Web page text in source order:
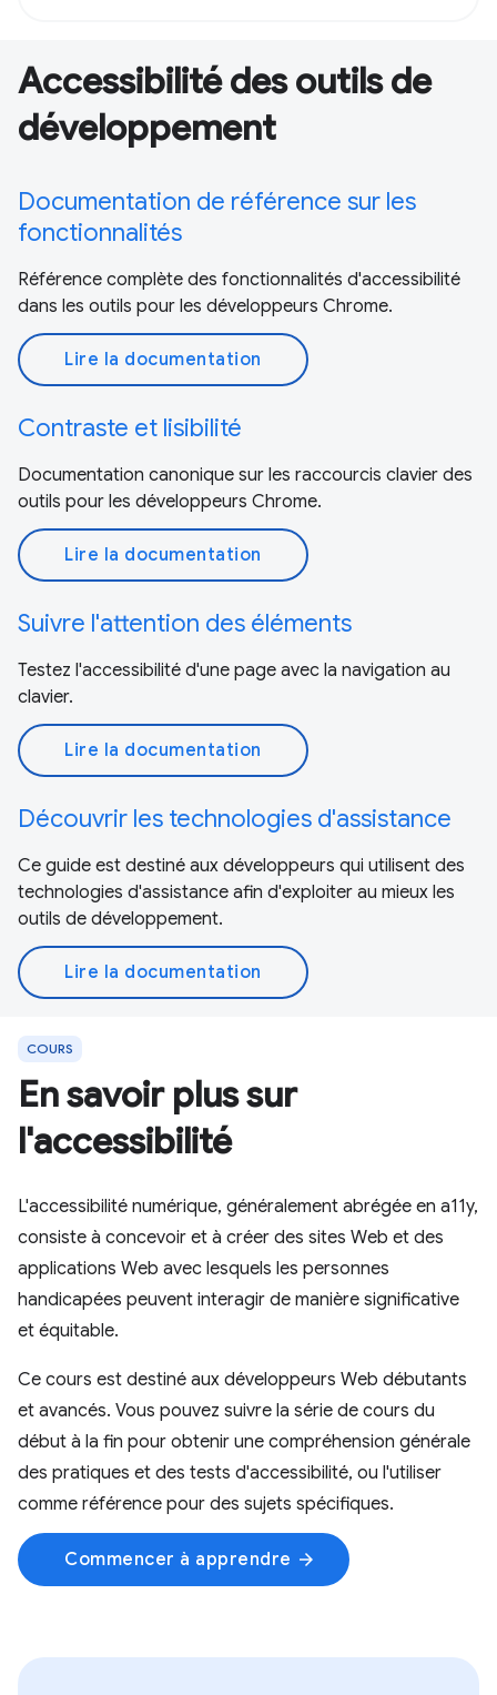
Accessibilité des outils de
développement
Documentation de référence sur les
fonctionnalités
Référence complète des fonctionnalités d'accessibilité
dans les outils pour les développeurs Chrome.
Lire la documentation
Contraste et lisibilité
Documentation canonique sur les raccourcis clavier des
outils pour les développeurs Chrome.
Lire la documentation
Suivre l'attention des éléments
Testez l'accessibilité d'une page avec la navigation au
clavier.
Lire la documentation
Découvrir les technologies d'assistance
Ce guide est destiné aux développeurs qui utilisent des
technologies d'assistance afin d'exploiter au mieux les
outils de développement.
Lire la documentation
COURS
En savoir plus sur
l'accessibilité
L'accessibilité numérique, généralement abrégée en a11y,
consiste à concevoir et à créer des sites Web et des
applications Web avec lesquels les personnes
handicapées peuvent interagir de manière significative
et équitable.
Ce cours est destiné aux développeurs Web débutants
et avancés. Vous pouvez suivre la série de cours du
début à la fin pour obtenir une compréhension générale
des pratiques et des tests d'accessibilité, ou l'utiliser
comme référence pour des sujets spécifiques.
Commencer à apprendre arrow_forward